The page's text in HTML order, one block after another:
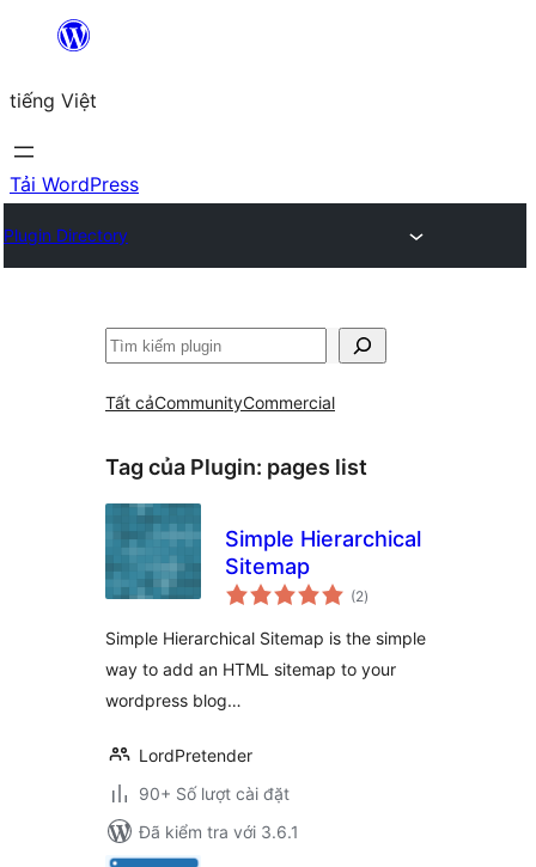
Chuyển
phần
nội
dung
tiếng Việt
Tải WordPress
Plugin Directory
Tìm
Tất cảCommunityCommercial
Tag của Plugin: pages list
Simple Hierarchical
Sitemap
(2tổng
đánh
)
Simple Hierarchical Sitemap is the simple
way to add an HTML sitemap to your
wordpress blog…
LordPretender
90+ Số lượt cài đặt
Đã kiểm tra với 3.6.1